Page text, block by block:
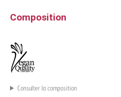
Composition
Consulter la composition